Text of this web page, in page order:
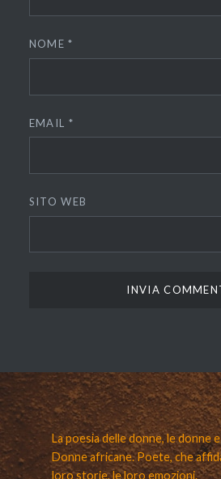
NOME*
EMAIL *
SITO WEB
La poesia delle donne, le donne
Donne africane. Poete, che
loro storie, le loro emozioni.